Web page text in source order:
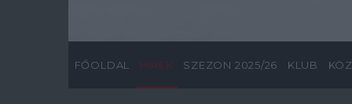
FŐOLDAL HÍREK SZEZON 2025/26 KLUB